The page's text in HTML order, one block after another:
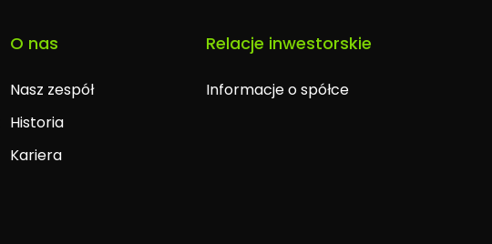
O nas
Nasz zespół
Historia
Kariera
Relacje inwestorskie
Informacje o spółce